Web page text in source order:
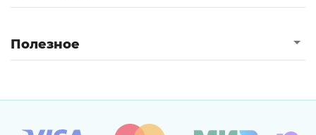
Полезное